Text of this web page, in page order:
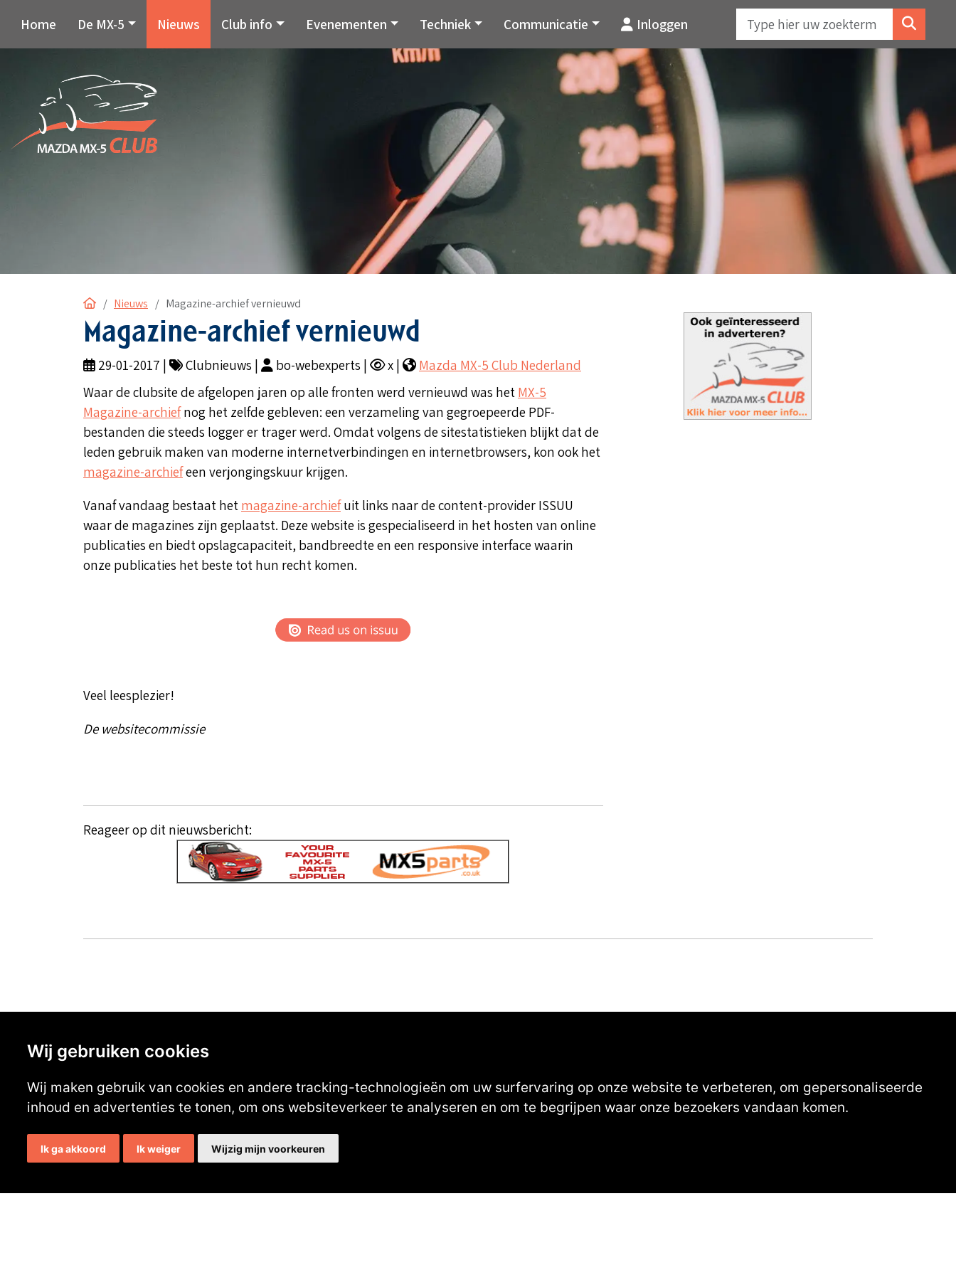
Home De MX-5 Nieuws Club info Evenementen Techniek Communicatie Inloggen
HomeNieuws Magazine-archief vernieuwd
Magazine-archief vernieuwd
29-01-2017 | Clubnieuws | bo-webexperts | x |
Mazda MX-5 Club Nederland
Waar de clubsite de afgelopen jaren op alle fronten werd vernieuwd was het MX-5
Magazine-archiefnog het zelfde gebleven: een verzameling van gegroepeerde PDF-
bestanden die steeds logger er trager werd. Omdat volgens de sitestatistieken blijkt dat de
leden gebruik maken van moderne internetverbindingen en internetbrowsers, kon ook het
magazine-archiefeen verjongingskuur krijgen.
Vanaf vandaag bestaat het magazine-archiefuit links naar de content-provider ISSUU
waar de magazines zijn geplaatst. Deze website is gespecialiseerd in het hosten van online
publicaties en biedt opslagcapaciteit, bandbreedte en een responsive interface waarin
onze publicaties het beste tot hun recht komen.
Veel leesplezier!
De websitecommissie
Reageer op dit nieuwsbericht:
Contactgegevens
Secretaris: Lou Hermens
Mail secretaris
Ledenadm.:Henk Koning
40482310
NL77 INGB 0677 3069 54
Wij gebruiken cookies
Wij maken gebruik van cookies en andere tracking-technologieën om uw surfervaring op onze website te verbeteren, om gepersonaliseerde
inhoud en advertenties te tonen, om ons websiteverkeer te analyseren en om te begrijpen waar onze bezoekers vandaan komen.
Ik ga akkoord Ik weiger Wijzig mijn voorkeuren